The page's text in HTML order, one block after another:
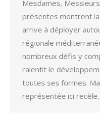
Mesdames,
présentes montrent la
arrive à déployer
régionale
nombreux défis y
ralentit le
toutes ses formes.
représentée ici